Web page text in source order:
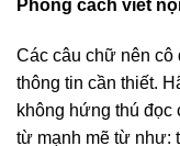
Phong cách viết
Các câu chữ nên cô
thông tin cần thiết.
không hứng thú đọc
từ mạnh mẽ từ như: